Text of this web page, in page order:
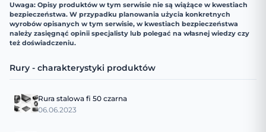
Uwaga: Opisy produktów w tym serwisie nie są wiążące w kwestiach
bezpieczeństwa. W przypadku planowania użycia konkretnych
wyrobów opisanych w tym serwisie, w kwestiach bezpieczeństwa
należy zasięgnąć opinii specjalisty lub polegać na własnej wiedzy czy
też doświadczeniu.
Rury - charakterystyki produktów
Rura stalowa fi 50 czarna
06.06.2023